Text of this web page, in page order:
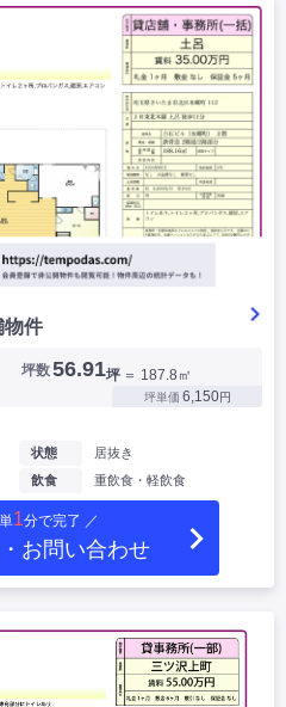
物件
坪数56.91坪 ＝ 187.8㎡
坪単価 6,150円
状態
居抜き
飲食
重飲食・軽飲食
1分で完了 ／
お問い合わせ